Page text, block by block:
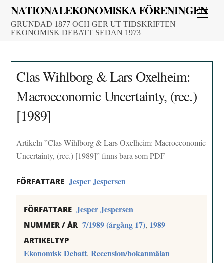
Skip
content
NATIONALEKONOMISKA FÖRENINGEN
GRUNDAD 1877 OCH GER UT TIDSKRIFTEN
EKONOMISK DEBATT SEDAN 1973
Clas Wihlborg & Lars Oxelheim:
Macroeconomic Uncertainty, (rec.)
[1989]
Artikeln ”Clas Wihlborg & Lars Oxelheim: Macroeconomic
Uncertainty, (rec.) [1989]” finns bara som PDF
FÖRFATTARE Jesper Jespersen
FÖRFATTARE Jesper Jespersen
NUMMER / ÅR 7/1989 (årgång 17), 1989
ARTIKELTYP
Ekonomisk Debatt,Recension/bokanmälan